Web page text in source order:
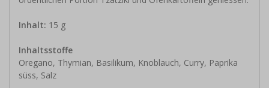
Inhalt: 15 g
Inhaltsstoffe
Oregano, Thymian, Basilikum, Knoblauch, Curry, Paprika
süss, Salz